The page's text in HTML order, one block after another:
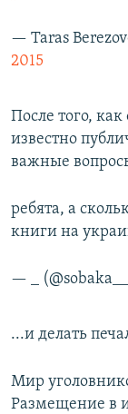
— Taras
2015
После того,
известно
важные
ребята, а
книги на
— _
...и делать
Мир
Размещение в